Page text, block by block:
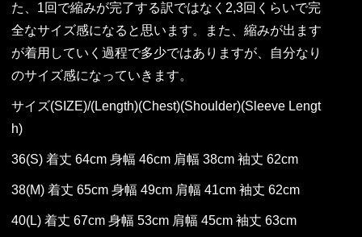
た、1回で縮みが完了する訳ではなく2,3回くらいで完
全なサイズ感になると思います。また、縮みが出ます
が着用していく過程で多少ではありますが、自分なり
のサイズ感になっていきます。
サイズ(SIZE)/(Length)(Chest)(Shoulder)(Sleeve Lengt
h)
36(S) 着丈 64cm 身幅 46cm 肩幅 38cm 袖丈 62cm
38(M) 着丈 65cm 身幅 49cm 肩幅 41cm 袖丈 62cm
40(L) 着丈 67cm 身幅 53cm 肩幅 45cm 袖丈 63cm